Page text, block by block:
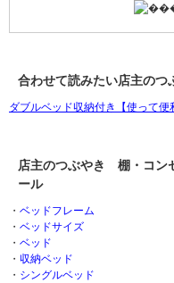
合わせて読みたい店主の
ダブルベッド収納付き【使って便
店主のつぶやき 棚・コン
ール
・ ベッドフレーム
・ ベッドサイズ
・ ベッド
・ 収納ベッド
・ シングルベッド